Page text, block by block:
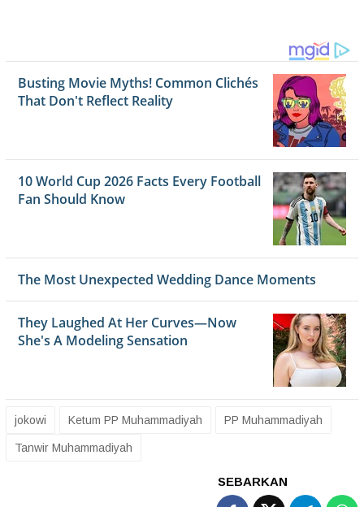
jokowi Ketum PP Muhammadiyah PP Muhammadiyah
Tanwir Muhammadiyah
SEBARKAN